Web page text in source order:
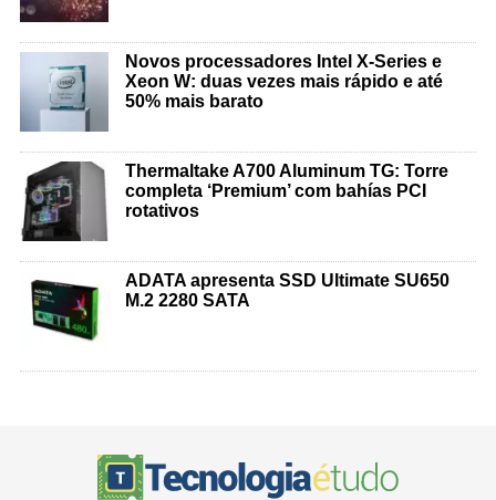
Novos processadores Intel X-Series e
Xeon W: duas vezes mais rápido e até
50% mais barato
Thermaltake A700 Aluminum TG: Torre
completa ‘Premium’ com bahías PCI
rotativos
ADATA apresenta SSD Ultimate SU650
M.2 2280 SATA